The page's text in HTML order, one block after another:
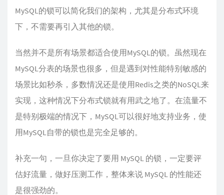
MySQL的锁可以简化我们的架构，尤其是分布式环境
下，不需要再引入其他的锁。
当然并不是所有场景都适合使用MySQL的锁。虽然现在
MySQL分表的场景也很多，但是遇到对性能特别敏感的
场景比如秒杀，多数情况还是使用Redis之类的NoSQL来
实现，这种情况下分布式锁就有用武之地了。在流量不
是特别极端的情况下，MySQL可以很好地支持业务，使
用MySQL自带的锁也是完全足够的。
补充一句，一旦你决定了要用 MySQL 的锁，一定要评
估好流量，做好压测工作，整体来说 MySQL 的性能还
是很强劲的。